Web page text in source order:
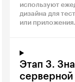
используют
дизайна для
или приложения.
Этап 3.
серверной